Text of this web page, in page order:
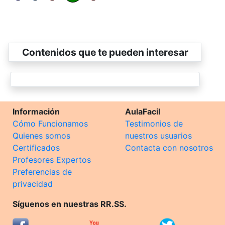
Contenidos que te pueden interesar
Información
Cómo Funcionamos
Quienes somos
Certificados
Profesores Expertos
Preferencias de
privacidad
AulaFacil
Testimonios de
nuestros usuarios
Contacta con nosotros
Síguenos en nuestras RR.SS.